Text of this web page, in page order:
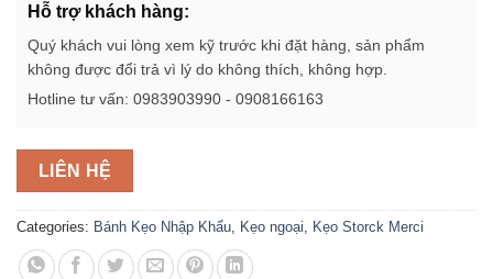
Hỗ trợ khách hàng:
Quý khách vui lòng xem kỹ trước khi đặt hàng, sản phẩm
không được đổi trả vì lý do không thích, không hợp.
Hotline tư vấn: 0983903990 - 0908166163
LIÊN HỆ
Categories: Bánh Kẹo Nhập Khẩu Kẹo ngoại Kẹo Storck Merci